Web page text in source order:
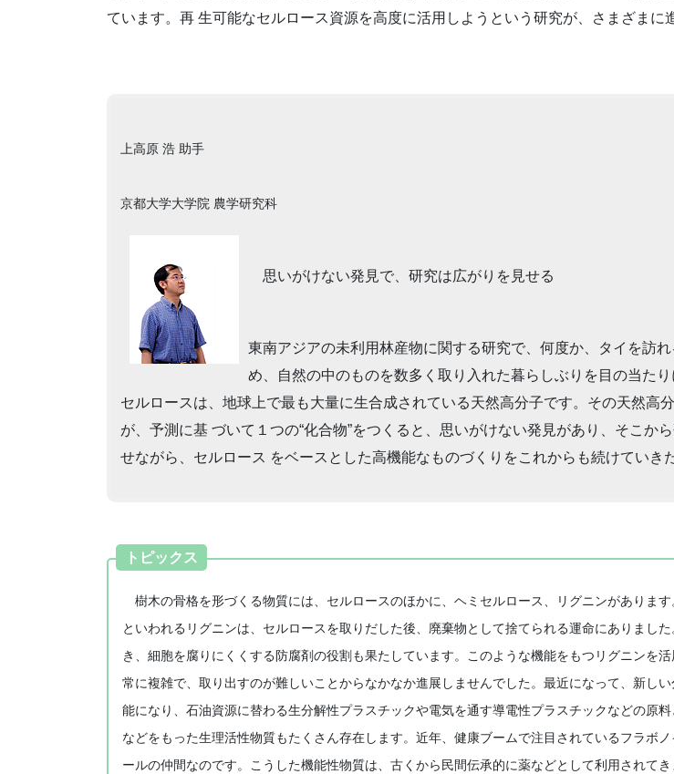
ています。再 生可能なセルロース資源を高度に活用しようという研究が、さまざまに
上高原 浩 助手
京都大学大学院 農学研究科
思いがけない発見で、研究は広がりを見せる
東南アジアの未利用林産物に関する研究で、何度か、タイを訪
め、自然の中のものを数多く取り入れた暮らしぶりを目の当た
セルロースは、地球上で最も大量に生合成されている天然高分子です。その天然高
が、予測に基 づいて１つの“化合物”をつくると、思いがけない発見があり、そこか
せながら、セルロース をベースとした高機能なものづくりをこれからも続けていき
トピックス
樹木の骨格を形づくる物質には、セルロースのほかに、ヘミセルロース、リグニンがありま
といわれるリグニンは、セルロースを取りだした後、廃棄物として捨てられる運命にありまし
き、細胞を腐りにくくする防腐剤の役割も果たしています。このような機能をもつリグニンを
常に複雑で、取り出すのが難しいことからなかなか進展しませんでした。最近になって、新し
能になり、石油資源に替わる生分解性プラスチックや電気を通す導電性プラスチックなどの原
などをもった生理活性物質もたくさん存在します。近年、健康ブームで注目されているフラボ
ールの仲間なのです。こうした機能性物質は、古くから民間伝承的に薬などとして利用されて